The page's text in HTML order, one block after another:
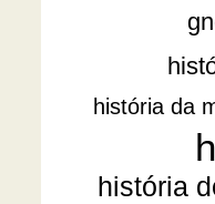
história da
história